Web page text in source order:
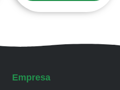
Empresa